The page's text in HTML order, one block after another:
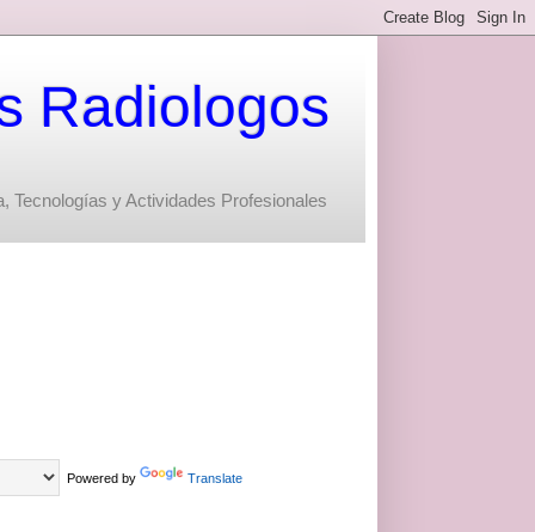
Radiologos
Tecnologías y Actividades Profesionales
Powered by Translate